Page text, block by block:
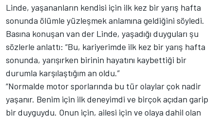
Linde, yaşananların kendisi için ilk kez bir yarış hafta
sonunda ölümle yüzleşmek anlamına geldiğini söyledi.
Basına konuşan van der Linde, yaşadığı duyguları şu
sözlerle anlattı: “Bu, kariyerimde ilk kez bir yarış hafta
sonunda, yarışırken birinin hayatını kaybettiği bir
durumla karşılaştığım an oldu.”
“Normalde motor sporlarında bu tür olaylar çok nadir
yaşanır. Benim için ilk deneyimdi ve birçok açıdan garip
bir duyguydu. Onun için, ailesi için ve olaya dahil olan